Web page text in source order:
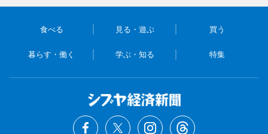
食べる 見る・遊ぶ 買う
暮らす・働く 学ぶ・知る 特集